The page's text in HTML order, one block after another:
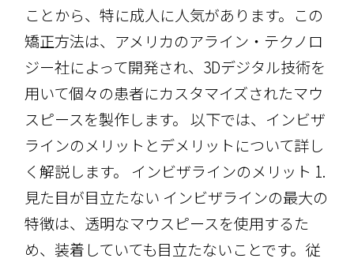
ことから、特に成人に人気があります。この
矯正方法は、アメリカのアライン・テクノロ
ジー社によって開発され、3Dデジタル技術を
用いて個々の患者にカスタマイズされたマウ
スピースを製作します。 以下では、インビザ
ラインのメリットとデメリットについて詳し
く解説します。 インビザラインのメリット 1.
見た目が目立たない インビザラインの最大の
特徴は、透明なマウスピースを使用するた
め、装着していても目立たないことです。従